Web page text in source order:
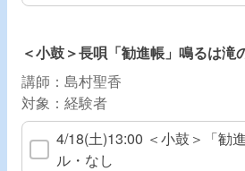
＜小鼓＞長唄「勧進帳」鳴るは滝
講師：島村聖香
対象：経験者
4/18(土)13:00 ＜小鼓＞「勧
ル・なし